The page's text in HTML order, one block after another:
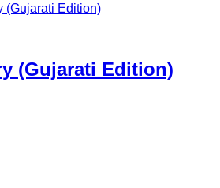
(Gujarati Edition)